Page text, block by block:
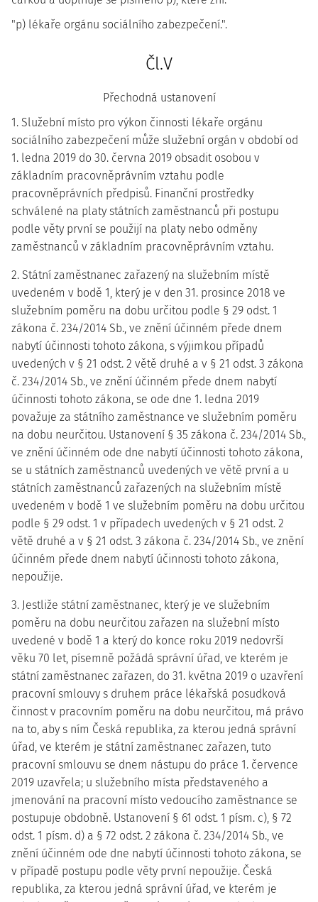
"p) lékaře orgánu sociálního zabezpečení.".
Čl.V
Přechodná ustanovení
1. Služební místo pro výkon činnosti lékaře orgánu
sociálního zabezpečení může služební orgán v období od
1. ledna 2019 do 30. června 2019 obsadit osobou v
základním pracovněprávním vztahu podle
pracovněprávních předpisů. Finanční prostředky
schválené na platy státních zaměstnanců při postupu
podle věty první se použijí na platy nebo odměny
zaměstnanců v základním pracovněprávním vztahu.
2. Státní zaměstnanec zařazený na služebním místě
uvedeném v bodě 1, který je v den 31. prosince 2018 ve
služebním poměru na dobu určitou podle § 29 odst. 1
zákona č. 234/2014 Sb., ve znění účinném přede dnem
nabytí účinnosti tohoto zákona, s výjimkou případů
uvedených v § 21 odst. 2 větě druhé a v § 21 odst. 3 zákona
č. 234/2014 Sb., ve znění účinném přede dnem nabytí
účinnosti tohoto zákona, se ode dne 1. ledna 2019
považuje za státního zaměstnance ve služebním poměru
na dobu neurčitou. Ustanovení § 35 zákona č. 234/2014 Sb.,
ve znění účinném ode dne nabytí účinnosti tohoto zákona,
se u státních zaměstnanců uvedených ve větě první a u
státních zaměstnanců zařazených na služebním místě
uvedeném v bodě 1 ve služebním poměru na dobu určitou
podle § 29 odst. 1 v případech uvedených v § 21 odst. 2
větě druhé a v § 21 odst. 3 zákona č. 234/2014 Sb., ve znění
účinném přede dnem nabytí účinnosti tohoto zákona,
nepoužije.
3. Jestliže státní zaměstnanec, který je ve služebním
poměru na dobu neurčitou zařazen na služební místo
uvedené v bodě 1 a který do konce roku 2019 nedovrší
věku 70 let, písemně požádá správní úřad, ve kterém je
státní zaměstnanec zařazen, do 31. května 2019 o uzavření
pracovní smlouvy s druhem práce lékařská posudková
činnost v pracovním poměru na dobu neurčitou, má právo
na to, aby s ním Česká republika, za kterou jedná správní
úřad, ve kterém je státní zaměstnanec zařazen, tuto
pracovní smlouvu se dnem nástupu do práce 1. července
2019 uzavřela; u služebního místa představeného a
jmenování na pracovní místo vedoucího zaměstnance se
postupuje obdobně. Ustanovení § 61 odst. 1 písm. c), § 72
odst. 1 písm. d) a § 72 odst. 2 zákona č. 234/2014 Sb., ve
znění účinném ode dne nabytí účinnosti tohoto zákona, se
v případě postupu podle věty první nepoužije. Česká
republika, za kterou jedná správní úřad, ve kterém je